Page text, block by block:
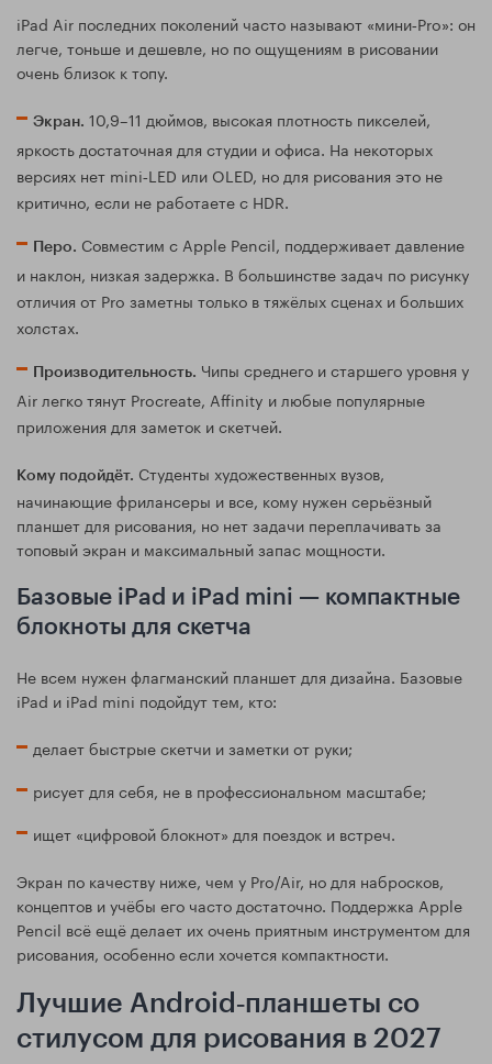
iPad Air последних поколений часто называют «мини‑Pro»: он
легче, тоньше и дешевле, но по ощущениям в рисовании
очень близок к топу.
Экран. 10,9–11 дюймов, высокая плотность пикселей,
яркость достаточная для студии и офиса. На некоторых
версиях нет mini‑LED или OLED, но для рисования это не
критично, если не работаете с HDR.
Перо. Совместим с Apple Pencil, поддерживает давление
и наклон, низкая задержка. В большинстве задач по рисунку
отличия от Pro заметны только в тяжёлых сценах и больших
холстах.
Производительность. Чипы среднего и старшего уровня у
Air легко тянут Procreate, Affinity и любые популярные
приложения для заметок и скетчей.
Кому подойдёт. Студенты художественных вузов,
начинающие фрилансеры и все, кому нужен серьёзный
планшет для рисования, но нет задачи переплачивать за
топовый экран и максимальный запас мощности.
Базовые iPad и iPad mini — компактные
блокноты для скетча
Не всем нужен флагманский планшет для дизайна. Базовые
iPad и iPad mini подойдут тем, кто:
делает быстрые скетчи и заметки от руки;
рисует для себя, не в профессиональном масштабе;
ищет «цифровой блокнот» для поездок и встреч.
Экран по качеству ниже, чем у Pro/Air, но для набросков,
концептов и учёбы его часто достаточно. Поддержка Apple
Pencil всё ещё делает их очень приятным инструментом для
рисования, особенно если хочется компактности.
Лучшие Android‑планшеты со
стилусом для рисования в 2027